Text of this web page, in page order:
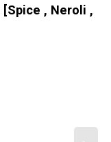
[Spice , Neroli ,